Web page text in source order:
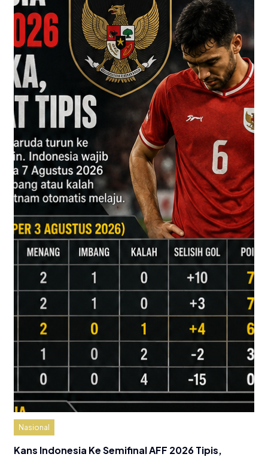
Nasional
Kans Indonesia Ke Semifinal AFF 2026 Tipis,